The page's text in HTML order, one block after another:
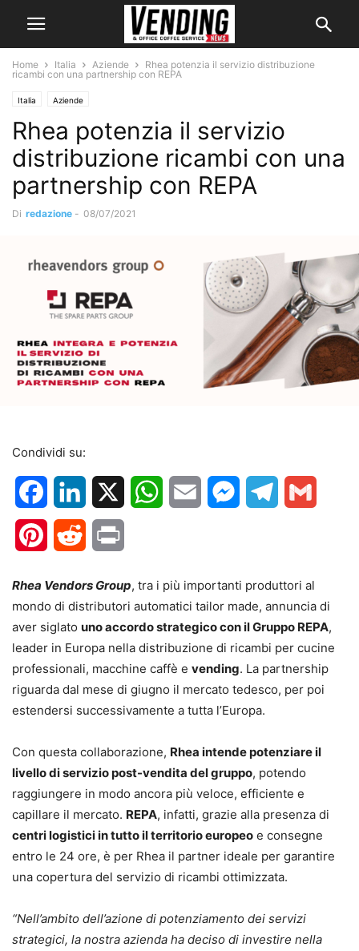
Home Italia Aziende
Rhea potenzia il servizio distribuzione
ricambi con una partnership con REPA
Italia Aziende
Rhea potenzia il servizio
distribuzione ricambi con una
partnership con REPA
Di redazione - 08/07/2021
Condividi su:
FacebookLinkedIn WhatsApp
Email MessengerTelegram
PinterestReddit
Rhea Vendors Group, tra i più importanti produttori al
mondo di distributori automatici tailor made, annuncia di
aver siglato uno accordo strategico con il Gruppo REPA,
leader in Europa nella distribuzione di ricambi per cucine
professionali, macchine caffè e vending. La partnership
riguarda dal mese di giugno il mercato tedesco, per poi
estendersi successivamente a tutta l’Europa.
Con questa collaborazione, Rhea intende potenziare il
livello di servizio post-vendita del gruppo, potendo
raggiungere in modo ancora più veloce, efficiente e
capillare il mercato. REPA, infatti, grazie alla presenza di
centri logistici in tutto il territorio europeo e consegne
entro le 24 ore, è per Rhea il partner ideale per garantire
una copertura del servizio di ricambi ottimizzata.
“Nell’ambito dell’azione di potenziamento dei servizi
strategici, la nostra azienda ha deciso di investire nella